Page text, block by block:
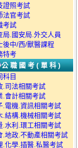
證照考試
法官考試
考試
局.國安局.外交人員
後中/西/獸醫課程
特考
公職國考(單科)
科目
.司法相關考試
.會計相關考試
.電機.資訊相關考試
.結構.機械相關考試
.水利.環工相關考試
.地政.不動產相關考試
.化學.插醫.私醫考試